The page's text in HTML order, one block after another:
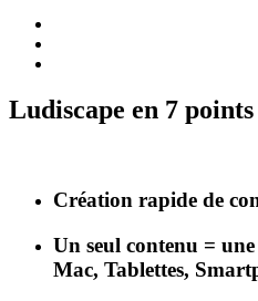
Ludiscape en 7 points
Création rapide de
Un seul contenu =
Mac, Tablettes,